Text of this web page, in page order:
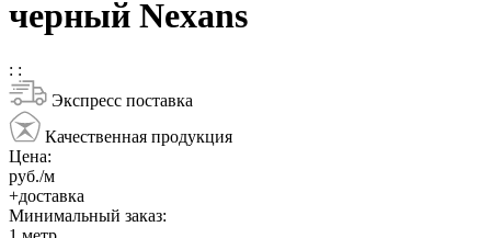
черный Nexans
: :
Экспресс поставка
Качественная продукция
Цена:
руб./м
+доставка
Минимальный заказ: